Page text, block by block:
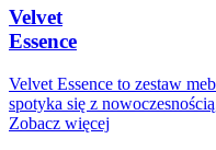
Velvet
Essence
Velvet Essence to zestaw
spotyka się z
Zobacz więcej